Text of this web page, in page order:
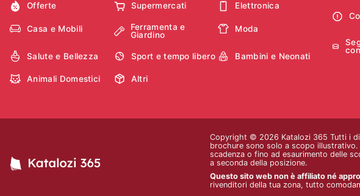
Offerte Supermercati Elettronica
Casa e Mobili
Ferramenta e
Giardino
Moda
Salute e Bellezza Sport e tempo libero Bambini e Neonati
Animali Domestici Altri
Copyright © 2026 Katalozi 365 Tutti i
brochure sono solo a scopo
scadenza o fino ad esaurimento delle
a seconda della posizione.
Questo sito web non è affiliato né
rivenditori della tua zona, tutto